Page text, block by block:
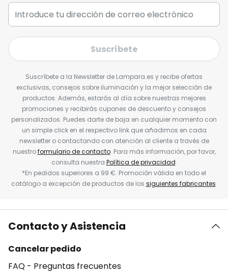
Suscríbete
Suscríbete a la Newsletter de Lampara.es y recibe ofertas
exclusivas, consejos sobre iluminación y la mejor selección de
productos. Además, estarás al día sobre nuestras mejores
promociones y recibirás cupones de descuento y consejos
personalizados. Puedes darte de baja en cualquier momento con
un simple click en el respectivo link que añadimos en cada
newsletter o contactando con atención al cliente a través de
nuestroformulario de contacto. Para más información, por favor,
consulta nuestra Política de privacidad.
*En pedidos superiores a 99 €. Promoción válida en todo el
catálogo a excepción de productos de los siguientes fabricantes.
Contacto y Asistencia
Cancelar pedido
FAQ - Preguntas frecuentes